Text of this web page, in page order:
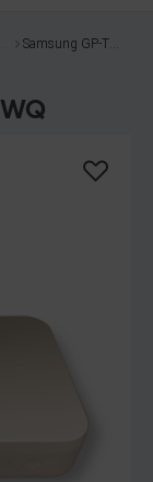
Samsung GP-TO